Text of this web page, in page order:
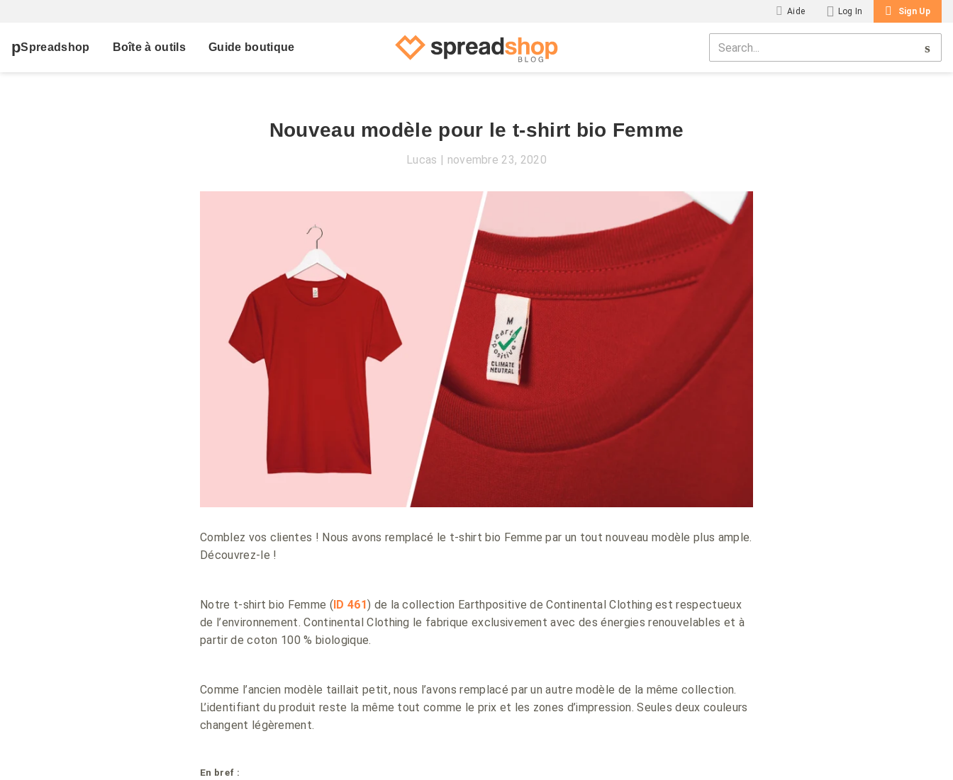
Aide Log In Sign Up
Spreadshop Boîte à outils Guide boutique
Nouveau modèle pour le t-shirt bio Femme
Lucas novembre 23, 2020
Comblez vos clientes ! Nous avons remplacé le t-shirt bio Femme par un tout nouveau modèle plus ample.
Découvrez-le !
Notre t-shirt bio Femme (ID 461) de la collection Earthpositive de Continental Clothing est respectueux
de l’environnement. Continental Clothing le fabrique exclusivement avec des énergies renouvelables et à
partir de coton 100 % biologique.
Comme l’ancien modèle taillait petit, nous l’avons remplacé par un autre modèle de la même collection.
L’identifiant du produit reste la même tout comme le prix et les zones d’impression. Seules deux couleurs
changent légèrement.
En bref :